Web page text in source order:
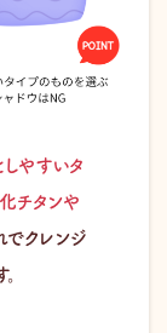
しやすいタ
チタンや
でクレンジ